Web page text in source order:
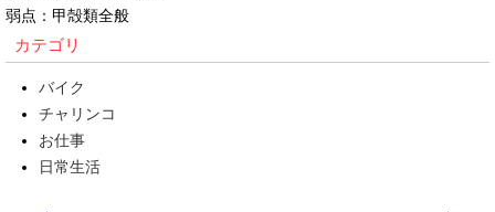
弱点：甲殻類全般
カテゴリ
バイク
チャリンコ
お仕事
日常生活